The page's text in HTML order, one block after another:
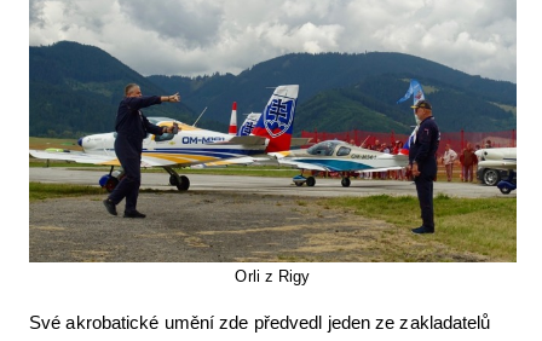
Orli z Rigy
Své akrobatické umění zde předvedl jeden ze zakladatelů